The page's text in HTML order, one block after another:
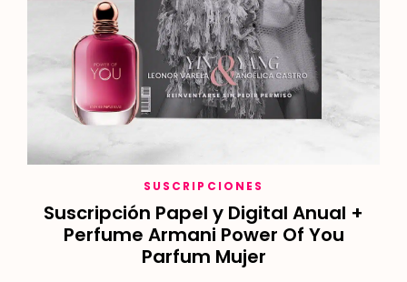
SUSCRIPCIONES
Suscripción Papel y Digital Anual +
Perfume Armani Power Of You
Parfum Mujer